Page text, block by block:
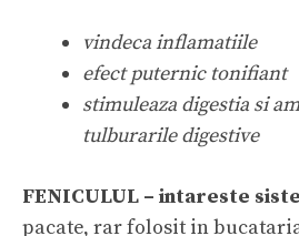
vindeca inflamatiile
efect puternic tonifiant
stimuleaza digestia si
tulburarile digestive
FENICULUL – intareste
pacate, rar folosit in